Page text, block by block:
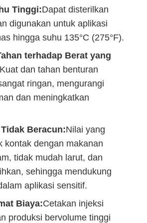
Tinggi:Dapat disterilkan
digunakan untuk aplikasi
hingga suhu 135°C (275°F).
terhadap Berat yang
Kuat dan tahan benturan
ringan, mengurangi
dan meningkatkan
Beracun:Nilai yang
kontak dengan makanan
tidak mudah larut, dan
sehingga mendukung
aplikasi sensitif.
Biaya:Cetakan injeksi
produksi bervolume tinggi